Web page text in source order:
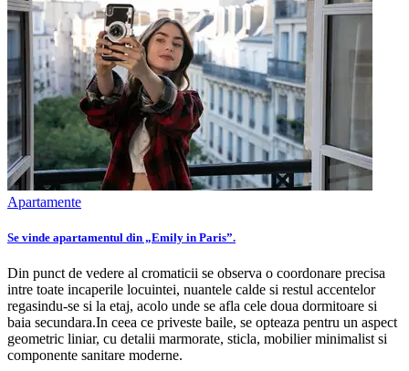
Apartamente
Se vinde apartamentul din „Emily in Paris”.
Din punct de vedere al cromaticii se observa o coordonare precisa
intre toate incaperile locuintei, nuantele calde si restul accentelor
regasindu-se si la etaj, acolo unde se afla cele doua dormitoare si
baia secundara.In ceea ce priveste baile, se opteaza pentru un aspect
geometric liniar, cu detalii marmorate, sticla, mobilier minimalist si
componente sanitare moderne.